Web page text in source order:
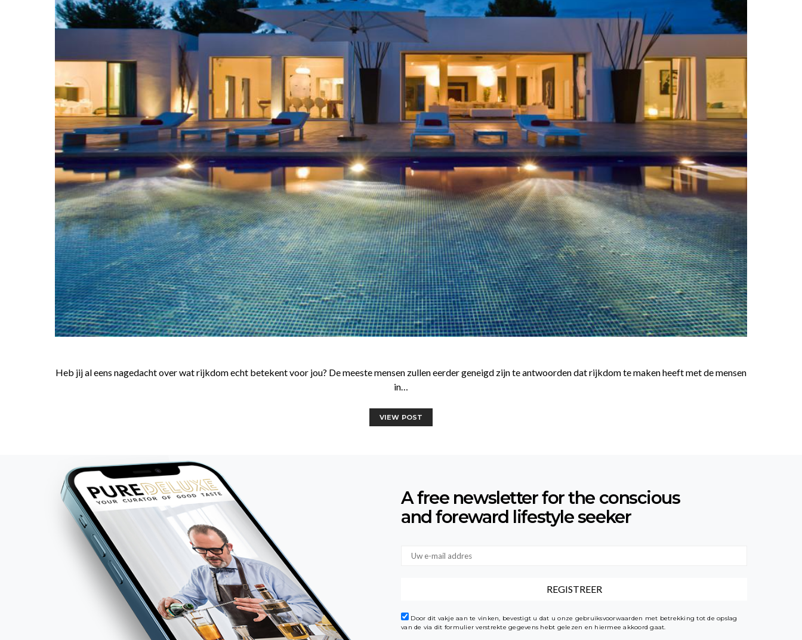
Heb jij al eens nagedacht over wat rijkdom echt betekent voor jou? De meeste mensen zullen eerder geneigd zijn te antwoorden dat rijkdom te maken heeft met de mensen
in…
VIEW POST
A free newsletter for the conscious
and foreward lifestyle seeker
Door dit vakje aan te vinken, bevestigt u dat u onze gebruiksvoorwaarden met betrekking tot de opslag
van de via dit formulier verstrekte gegevens hebt gelezen en hiermee akkoord gaat.